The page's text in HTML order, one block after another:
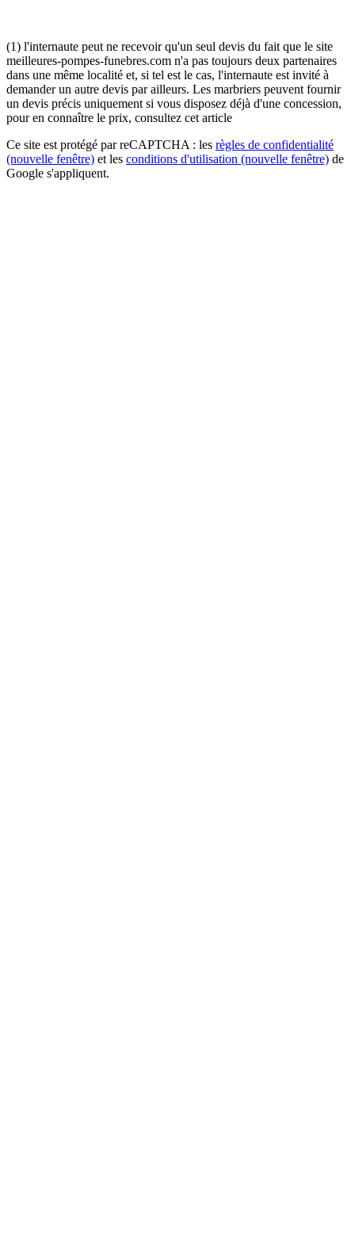
(1) l'internaute peut ne recevoir qu'un seul devis du fait que le site
meilleures-pompes-funebres.com n'a pas toujours deux partenaires
dans une même localité et, si tel est le cas, l'internaute est invité à
demander un autre devis par ailleurs. Les marbriers peuvent fournir
un devis précis uniquement si vous disposez déjà d'une concession,
pour en connaître le prix, consultez cet article
Ce site est protégé par reCAPTCHA : les règles de confidentialité
(nouvelle fenêtre) et les conditions d'utilisation (nouvelle fenêtre) de
Google s'appliquent.